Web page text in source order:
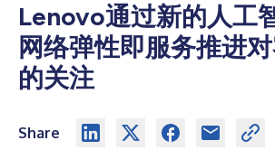
Lenovo通过新的人工
网络弹性即服务推进
的关注
Share